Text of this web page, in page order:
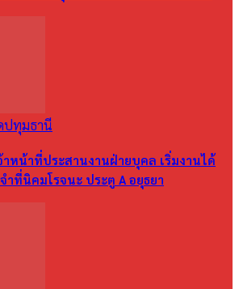
ปทุมธานี
าหน้าที่ประสานงานฝ่ายบุคล เริ่มงานได้
ำที่นิคมโรจนะ ประตู A อยุธยา